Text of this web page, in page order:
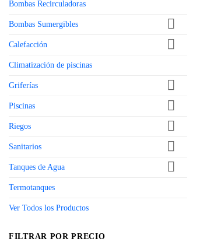
Bombas Recirculadoras
Bombas Sumergibles
Calefacción
Climatización de piscinas
Griferías
Piscinas
Riegos
Sanitarios
Tanques de Agua
Termotanques
Ver Todos los Productos
FILTRAR POR PRECIO